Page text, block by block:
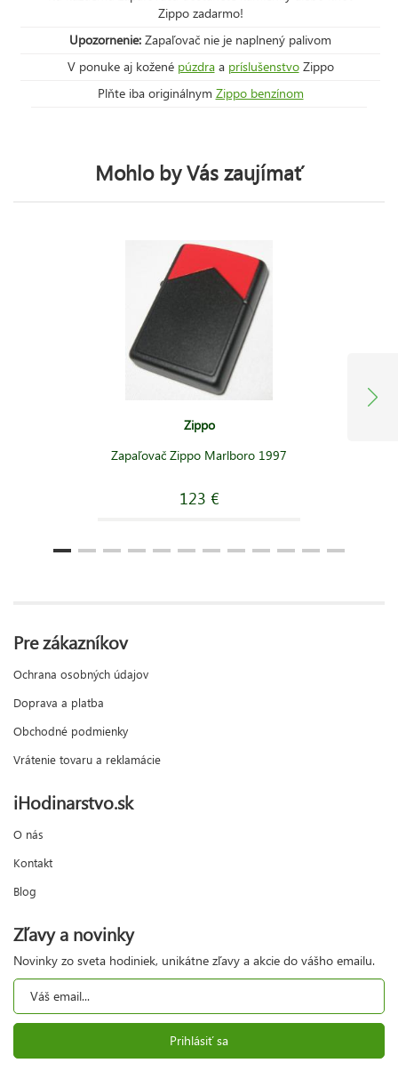
Zippo zadarmo!
Upozornenie: Zapaľovač nie je naplnený palivom
V ponuke aj kožené púzdraa príslušenstvoZippo
Plňte iba originálnym Zippo benzínom
Mohlo by Vás zaujímať
Zippo
Zapaľovač Zippo Marlboro 1997
123 €
Pre zákazníkov
Ochrana osobných údajov
Doprava a platba
Obchodné podmienky
Vrátenie tovaru a reklamácie
iHodinarstvo.sk
O nás
Kontakt
Blog
Zľavy a novinky
Novinky zo sveta hodiniek, unikátne zľavy a akcie do vášho emailu.
Prihlásiť sa